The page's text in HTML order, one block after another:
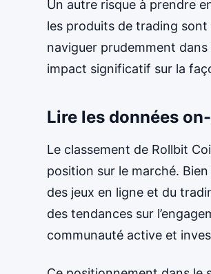
Un autre risque à prendre
les produits de trading
naviguer prudemment
impact significatif sur la
Lire les données
Le classement de Rollbit
position sur le marché.
des jeux en ligne et du
des tendances sur
communauté active et